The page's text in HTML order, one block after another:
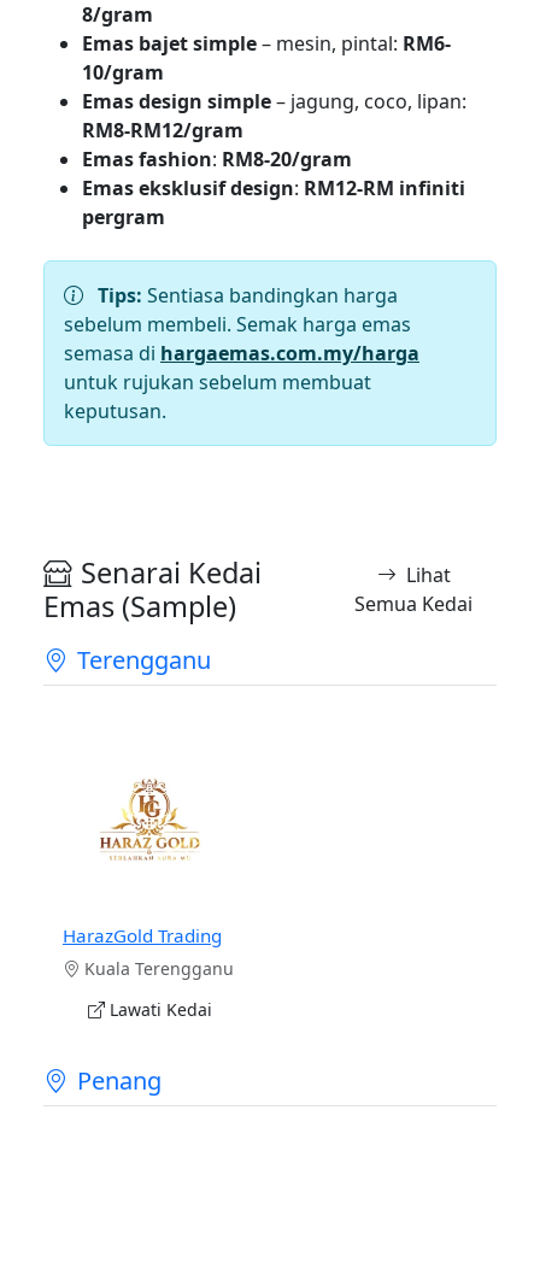
8/gram
Emas bajet simple– mesin, pintal: RM6-
10/gram
Emas design simple– jagung, coco, lipan:
RM8-RM12/gram
Emas fashion: RM8-20/gram
Emas eksklusif design: RM12-RM infiniti
pergram
Tips: Sentiasa bandingkan harga
sebelum membeli. Semak harga emas
semasa di hargaemas.com.my/harga
untuk rujukan sebelum membuat
keputusan.
Senarai Kedai
Emas (Sample)
Lihat
Semua Kedai
Terengganu
HarazGold Trading
Kuala Terengganu
Lawati Kedai
Penang